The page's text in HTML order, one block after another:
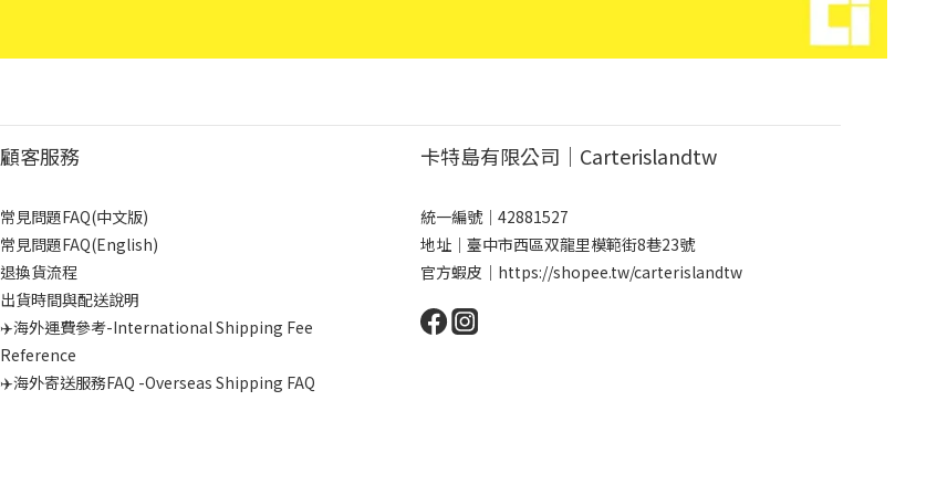
顧客服務
常見問題FAQ(中文版)
常見問題FAQ(English)
退換貨流程
出貨時間與配送說明
✈️海外運費參考-International Shipping Fee
Reference
✈️海外寄送服務FAQ -Overseas Shipping FAQ
卡特島有限公司｜Carterislandtw
統一編號｜42881527
地址｜臺中市西區双龍里模範街8巷23號
官方蝦皮｜ https://shopee.tw/carterislandtw